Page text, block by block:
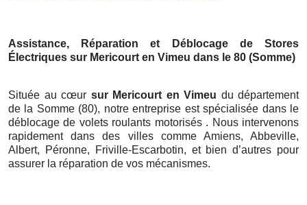
Assistance, Réparation et Déblocage de Stores
Électriques sur Mericourt en Vimeu dans le 80 (Somme)
Située au cœur sur Mericourt en Vimeu du département
de la Somme (80), notre entreprise est spécialisée dans le
déblocage de volets roulants motorisés . Nous intervenons
rapidement dans des villes comme Amiens, Abbeville,
Albert, Péronne, Friville-Escarbotin, et bien d’autres pour
assurer la réparation de vos mécanismes.